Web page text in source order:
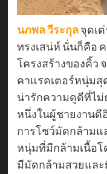
นภพล วีระกุลจุดเ
ทรงเสน่ห์ นั่นก็คือ
โครงสร้างของคิ้ว
คาแรคเตอร์หนุ่ม
น่ารักความดูดีที่ไม่
หนึ่งในผู้ชายงานดี
การโชว์มัดกล้ามแ
หนุ่มที่มีกล้ามเนื้อโ
มีมัดกล้ามสวยแล